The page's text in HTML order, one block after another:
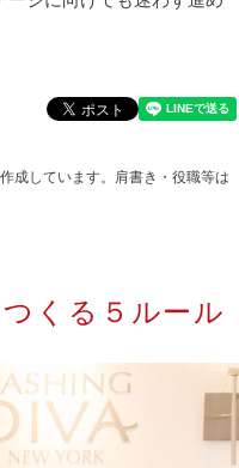
成しています。肩書き・役職等は
くる５ルール